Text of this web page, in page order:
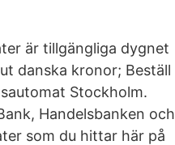
är tillgängliga dygnet
danska kronor; Beställ
Stockholm.
Handelsbanken och
som du hittar här på